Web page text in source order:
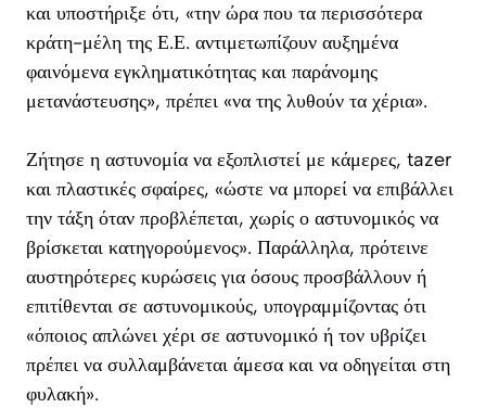
και υποστήριξε ότι, «την ώρα που τα περισσότερα
κράτη-μέλη της Ε.Ε. αντιμετωπίζουν αυξημένα
φαινόμενα εγκληματικότητας και παράνομης
μετανάστευσης», πρέπει «να της λυθούν τα χέρια».
Ζήτησε η αστυνομία να εξοπλιστεί με κάμερες, tazer
και πλαστικές σφαίρες, «ώστε να μπορεί να επιβάλλει
την τάξη όταν προβλέπεται, χωρίς ο αστυνομικός να
βρίσκεται κατηγορούμενος». Παράλληλα, πρότεινε
αυστηρότερες κυρώσεις για όσους προσβάλλουν ή
επιτίθενται σε αστυνομικούς, υπογραμμίζοντας ότι
«όποιος απλώνει χέρι σε αστυνομικό ή τον υβρίζει
πρέπει να συλλαμβάνεται άμεσα και να οδηγείται στη
φυλακή».